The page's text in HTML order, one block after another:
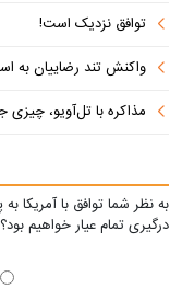
توافق نزدیک است!
واکنش تند رضاییان به
مذاکره با تل‌آویو، چیزی
به نظر شما توافق با آمریکا
درگیری تمام عیار خواهیم بود؟